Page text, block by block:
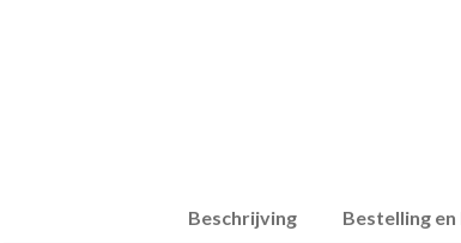
Beschrijving Bestelling